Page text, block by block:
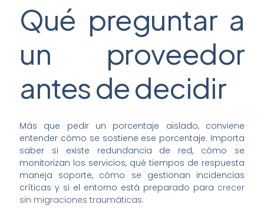
Qué preguntar a
un proveedor
antes de decidir
Más que pedir un porcentaje aislado, conviene
entender cómo se sostiene ese porcentaje. Importa
saber si existe redundancia de red, cómo se
monitorizan los servicios, qué tiempos de respuesta
maneja soporte, cómo se gestionan incidencias
críticas y si el entorno está preparado para crecer
sin migraciones traumáticas.